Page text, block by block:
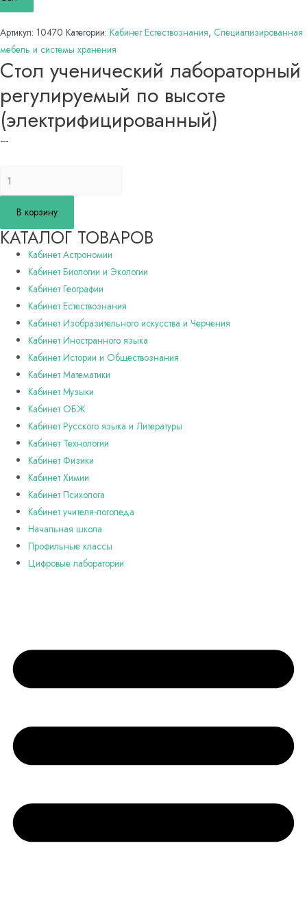
Артикул: 10470 Категории: Кабинет Естествознания, Специализированная
мебель и системы хранения
Стол ученический лабораторный
регулируемый по высоте
(электрифицированный)
---
Количество
Стол
ученический
лабораторный
регулируемый
высоте
(электрифицированный)
В корзину
КАТАЛОГ ТОВАРОВ
Кабинет Астрономии
Кабинет Биологии и Экологии
Кабинет Географии
Кабинет Естествознания
Кабинет Изобразительного искусства и Черчения
Кабинет Иностранного языка
Кабинет Истории и Обществознания
Кабинет Математики
Кабинет Музыки
Кабинет ОБЖ
Кабинет Русского языка и Литературы
Кабинет Технологии
Кабинет Физики
Кабинет Химии
Кабинет Психолога
Кабинет учителя-логопеда
Начальная школа
Профильные классы
Цифровые лаборатории